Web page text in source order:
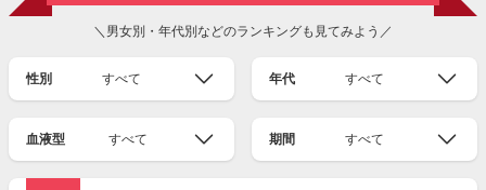
＼男女別・年代別などのランキングも見てみよう／
性別 すべて 年代 すべて
血液型 すべて 期間 すべて